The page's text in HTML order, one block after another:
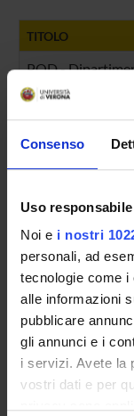
Consenso
Uso
Noi e i nostri
personali, ad
tecnologie come
alle informazioni
pubblicare
gli annunci e i
i servizi. Avete la
vostri dati e per
TITOLO
POD -
COMMISSIONI
UFFICI E
Segreteria
Supporto